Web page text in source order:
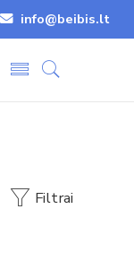
info@beibis.lt
Filtrai